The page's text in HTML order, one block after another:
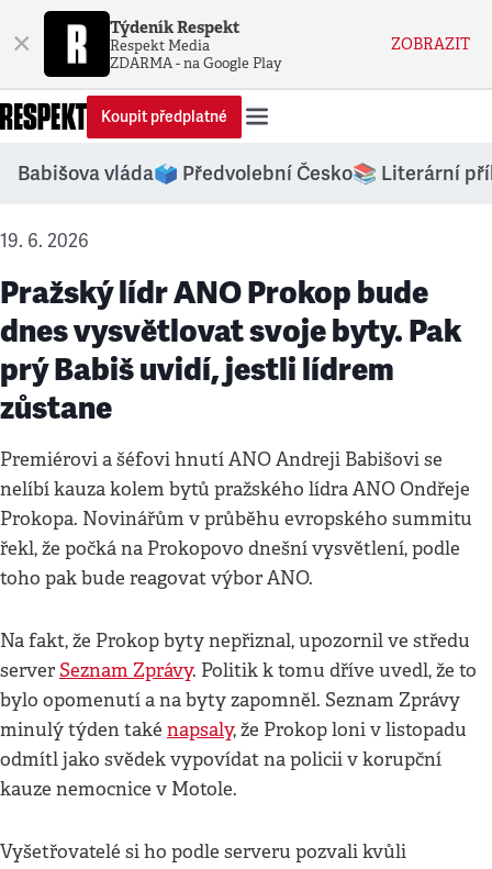
× Týdeník Respekt
Respekt Media
ZDARMA - na Google Play
ZOBRAZIT
Koupit předplatné
Babišova vláda🗳️ Předvolební Česko📚 Literární
19. 6. 2026
Pražský lídr ANO Prokop bude
dnes vysvětlovat svoje byty. Pak
prý Babiš uvidí, jestli lídrem
zůstane
Premiérovi a šéfovi hnutí ANO Andreji Babišovi se
nelíbí kauza kolem bytů pražského lídra ANO Ondřeje
Prokopa. Novinářům v průběhu evropského summitu
řekl, že počká na Prokopovo dnešní vysvětlení, podle
toho pak bude reagovat výbor ANO.
Na fakt, že Prokop byty nepřiznal, upozornil ve středu
server Seznam Zprávy. Politik k tomu dříve uvedl, že to
bylo opomenutí a na byty zapomněl. Seznam Zprávy
minulý týden také napsaly, že Prokop loni v listopadu
odmítl jako svědek vypovídat na policii v korupční
kauze nemocnice v Motole.
Vyšetřovatelé si ho podle serveru pozvali kvůli